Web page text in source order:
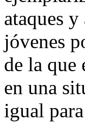
ataques
jóvenes
de la que
en una
igual